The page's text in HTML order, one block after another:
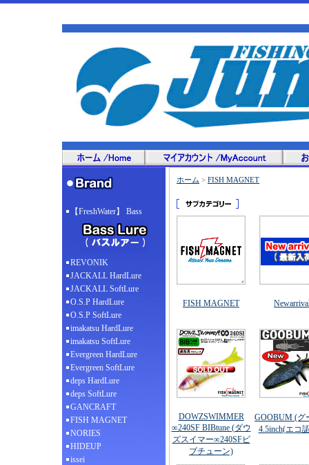
【FreshWater】 Bass
REVONIK
JACKALL HardLure
JACKALL SoftLure
O.S.P HardLure
O.S.P SoftLure
imakatsu HardLure
imakatsu SoftLure
Evergreen HardLure
Evergreen SoftLure
deps HardLure
deps SoftLure
GANCRAFT
FISH MAGNET
NORIES
HIDEUP
issei
ホーム > FISH MAGNET
FISH MAGNET
DOWZSWIMMER
∞240SF BIBtune (ダウ
ズスイマー∞240SFビ
ブチューン)
GOOBUM (グ
4.5inch(エコ